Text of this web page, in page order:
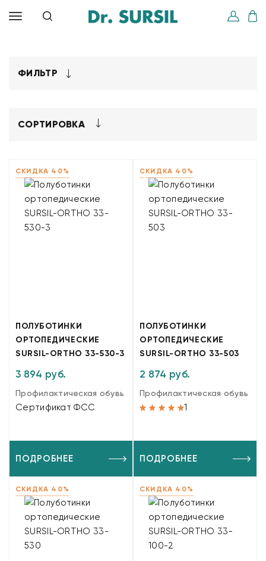
ФИЛЬТР
СОРТИРОВКА
СКИДКА 40%
ПОЛУБОТИНКИ
ОРТОПЕДИЧЕСКИЕ
SURSIL-ORTHO 33-530-3
3 894 руб.
Профилактическая обувь
Сертификат ФСС
ПОДРОБНЕЕ
СКИДКА 40%
ПОЛУБОТИНКИ
ОРТОПЕДИЧЕСКИЕ
SURSIL-ORTHO 33-503
2 874 руб.
Профилактическая обувь
1
ПОДРОБНЕЕ
СКИДКА 40% СКИДКА 40%